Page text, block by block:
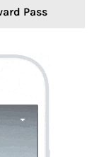
Pass